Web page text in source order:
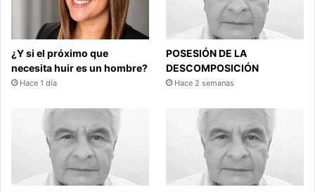
¿Y si el próximo que
necesita huir es un hombre?
Hace 1 día
POSESIÓN DE LA
DESCOMPOSICIÓN
Hace 2 semanas